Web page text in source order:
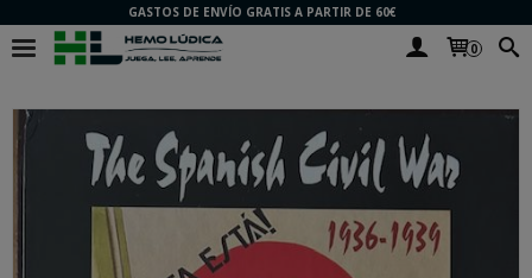
GASTOS DE ENVÍO GRATIS A PARTIR DE 60€
0